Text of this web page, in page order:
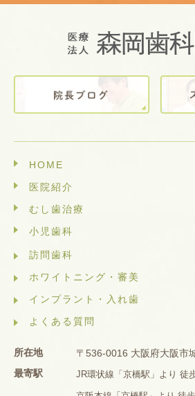
HOME
医院紹介
むし歯治療
小児歯科
訪問歯科
ホワイトニング・審美
インプラント・入れ歯
よくある質問
所在地
〒536-0016 大阪府大阪市
最寄駅
JR環状線「京橋駅」より 徒